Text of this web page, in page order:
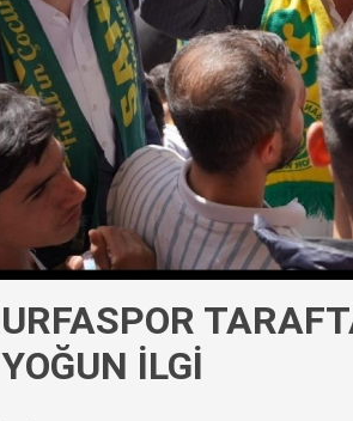
URFASPOR
YOĞUN İLGİ